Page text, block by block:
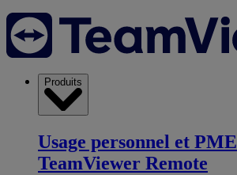
Produits
Usage personnel et PME
TeamViewer Remote